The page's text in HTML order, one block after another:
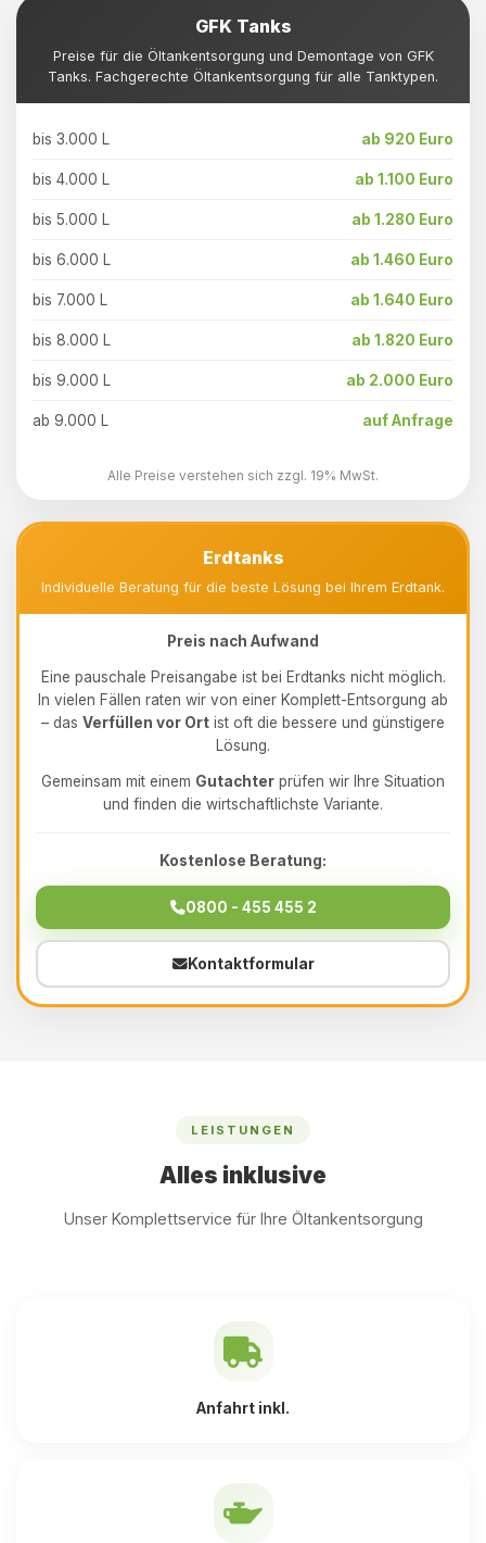
GFK Tanks
Preise für die Öltankentsorgung und Demontage von GFK
Tanks. Fachgerechte Öltankentsorgung für alle Tanktypen.
bis 3.000 L ab 920 Euro
bis 4.000 L ab 1.100 Euro
bis 5.000 L ab 1.280 Euro
bis 6.000 L ab 1.460 Euro
bis 7.000 L ab 1.640 Euro
bis 8.000 L ab 1.820 Euro
bis 9.000 L ab 2.000 Euro
ab 9.000 L auf Anfrage
Alle Preise verstehen sich zzgl. 19% MwSt.
Erdtanks
Individuelle Beratung für die beste Lösung bei Ihrem Erdtank.
Preis nach Aufwand
Eine pauschale Preisangabe ist bei Erdtanks nicht möglich.
In vielen Fällen raten wir von einer Komplett-Entsorgung ab
– das Verfüllen vor Ort ist oft die bessere und günstigere
Lösung.
Gemeinsam mit einem Gutachter prüfen wir Ihre Situation
und finden die wirtschaftlichste Variante.
Kostenlose Beratung:
0800 - 455 455 2
Kontaktformular
LEISTUNGEN
Alles inklusive
Unser Komplettservice für Ihre Öltankentsorgung
Anfahrt inkl.